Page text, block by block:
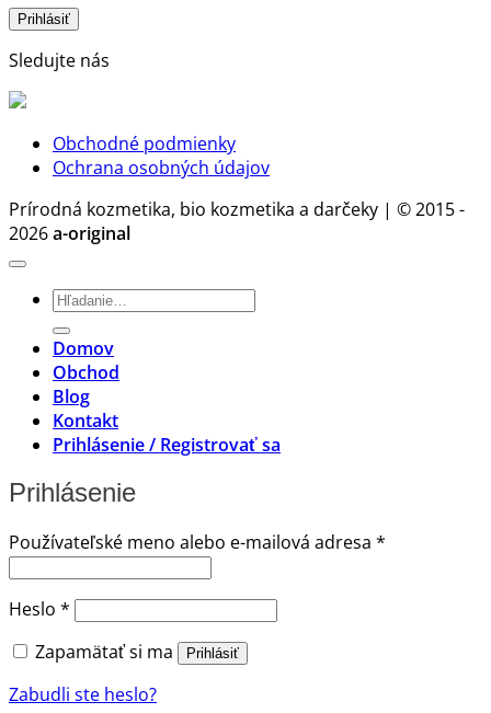
Sledujte nás
Obchodné podmienky
Ochrana osobných údajov
Prírodná kozmetika, bio kozmetika a darčeky | © 2015 -
2026a-original
Hľadať:
Domov
Obchod
Blog
Kontakt
Prihlásenie / Registrovať sa
Prihlásenie
Používateľské meno alebo e-mailová adresa *
Heslo * Povinné
Zapamätať si ma
Prihlásiť
Zabudli ste heslo?